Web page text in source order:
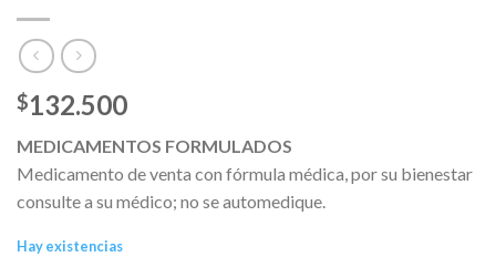
$132.500
MEDICAMENTOS FORMULADOS
Medicamento de venta con fórmula médica, por su bienestar
consulte a su médico; no se automedique.
Hay existencias